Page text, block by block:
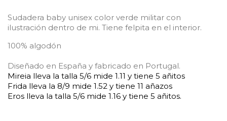
Sudadera baby unisex color verde militar con
ilustración dentro de mi. Tiene felpita en el interior.
100% algodón
Diseñado en España y fabricado en Portugal.
Mireia lleva la talla 5/6 mide 1.11 y tiene 5 añitos
Frida lleva la 8/9 mide 1.52 y tiene 11 añazos
Eros lleva la talla 5/6 mide 1.16 y tiene 5 añitos.